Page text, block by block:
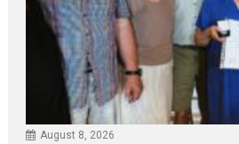
August 8, 2026